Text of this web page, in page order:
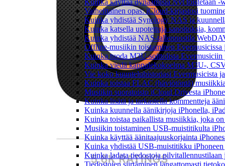
Kuinka käyttää dynaamisia Nyt toistetaan
Vaiheittainen opas: iCloud-kirjastosi
Kuinka yhdistää Synology NAS ja
Kuinka katsella upotettuja sanoituksia,
Kuinka yhdistää NAS-tallennustila
Offline-musiikin toistaminen
Kuinka tuoda M3U-soittolista Evermusiciin
Kuinka viedä kappalekokoelma M3U-,
Vie koko kuunteluhistoriasi Evermusicista
Kuinka toistaa FLAC (häviötöntä)
Musiikin suoratoisto iCloud Drivesta
Kuinka lisätä ja tarkastella kommentteja
Kuinka kuunnella äänikirjoja iPhonella,
Kuinka toistaa paikallista musiikkia, joka
Musiikin toistaminen USB-muistitikulta
Kuinka käyttää äänitaajuuskorjainta
Kuinka yhdistää USB-muistitikku
Kuinka ladata tiedostoja
Tiedostojen siirtäminen langattomasti